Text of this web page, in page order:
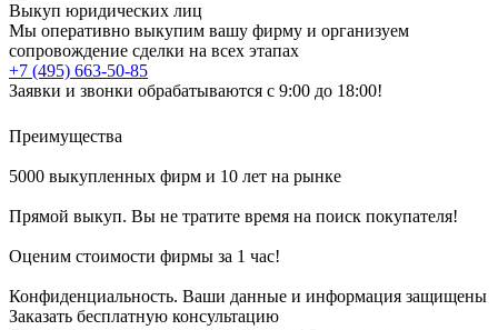
Выкуп юридических лиц
Мы оперативно выкупим вашу фирму и организуем
сопровождение сделки на всех этапах
+7 (495) 663-50-85
Заявки и звонки обрабатываются с 9:00 до 18:00!
Преимущества
5000 выкупленных фирм и 10 лет на рынке
Прямой выкуп. Вы не тратите время на поиск покупателя!
Оценим стоимости фирмы за 1 час!
Конфиденциальность. Ваши данные и информация защищены
Заказать бесплатную консультацию